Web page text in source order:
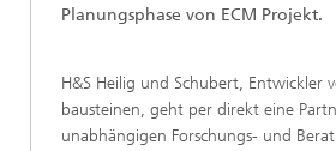
Planungsphase von ECM Projekt.
H&S Heilig und Schubert, Entwickler
bausteinen, geht per direkt eine
unabhängigen Forschungs- und